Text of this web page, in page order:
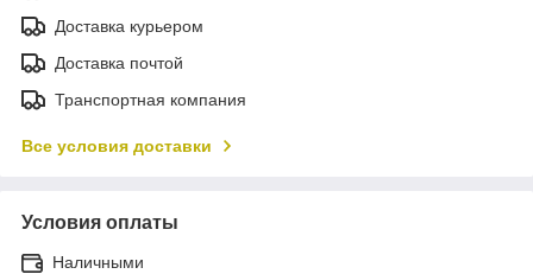
Доставка курьером
Доставка почтой
Транспортная компания
Все условия доставки
Условия оплаты
Наличными